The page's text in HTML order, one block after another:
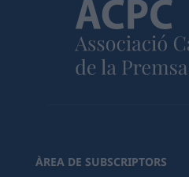
ÀREA DE SUBSCRIPTORS